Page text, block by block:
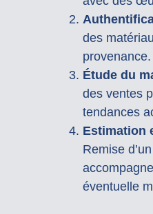
des
provenance.
Étude du
des ventes
tendances
Estimation
Remise
éventuelle